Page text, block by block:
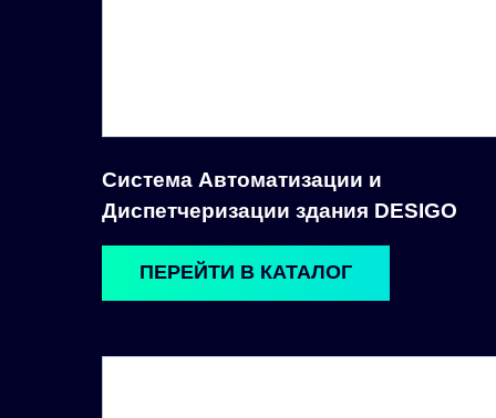
Система Автоматизации и
Диспетчеризации здания DESIGO
ПЕРЕЙТИ В КАТАЛОГ